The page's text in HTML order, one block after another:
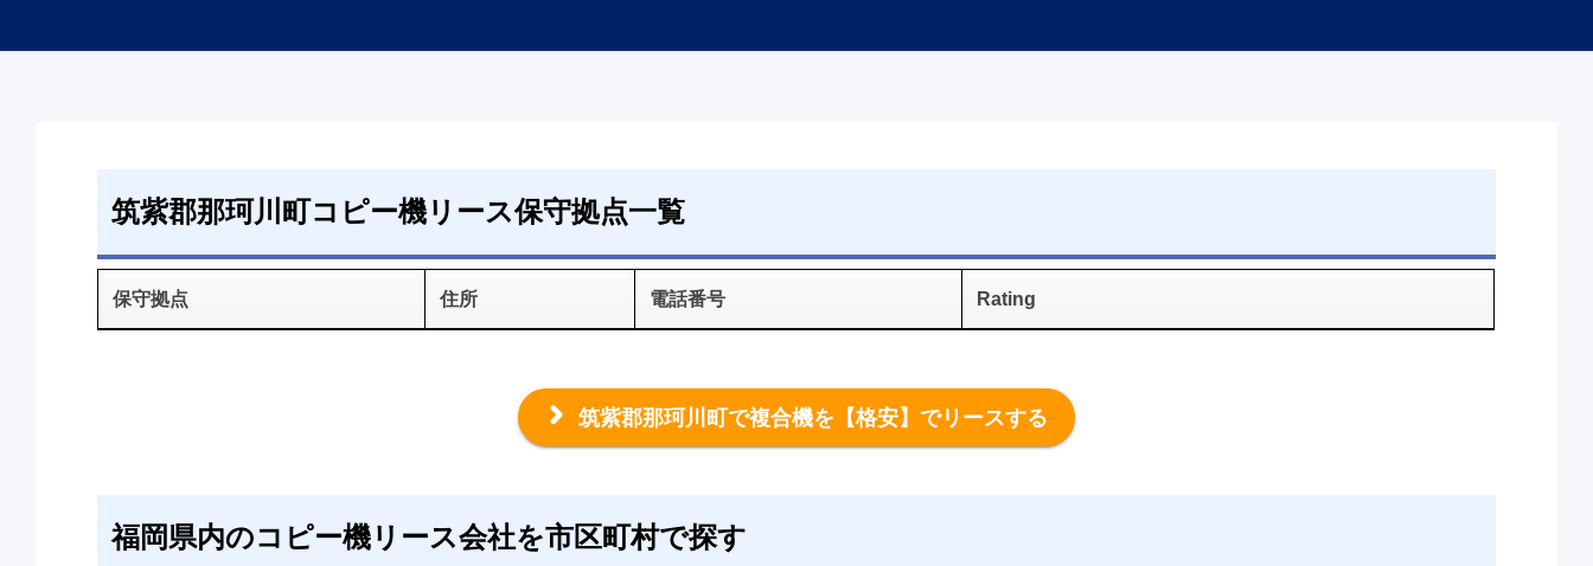
筑紫郡那珂川町コピー機リース保守拠点一覧
保守拠点 住所 電話番号 Rating
筑紫郡那珂川町で複合機を 【格安】でリースする
福岡県内のコピー機リース会社を市区町村で探す